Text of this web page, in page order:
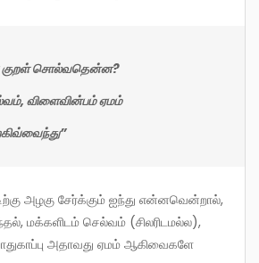
குறள் சொல்வதென்ன?
விளைவின்பம் ஏமம்
”
மக்களிடம் செல்வம் (சிலரிடமல்ல),
அதாவது ஏமம் ஆகிவைகளே